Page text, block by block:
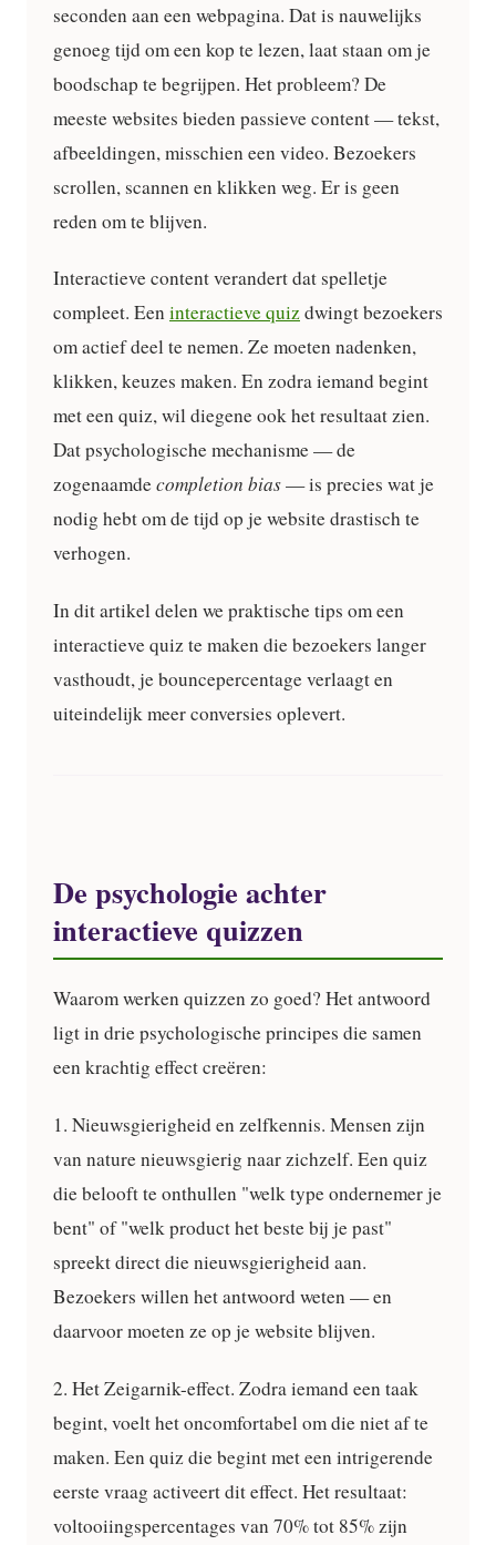
seconden aan een webpagina. Dat is nauwelijks
genoeg tijd om een kop te lezen, laat staan om je
boodschap te begrijpen. Het probleem? De
meeste websites bieden passieve content — tekst,
afbeeldingen, misschien een video. Bezoekers
scrollen, scannen en klikken weg. Er is geen
reden om te blijven.
Interactieve content verandert dat spelletje
compleet. Eeninteractieve quizdwingt bezoekers
om actief deel te nemen. Ze moeten nadenken,
klikken, keuzes maken. En zodra iemand begint
met een quiz, wil diegene ook het resultaat zien.
Dat psychologische mechanisme — de
zogenaamdecompletion bias— is precies wat je
nodig hebt om de tijd op je website drastisch te
verhogen.
In dit artikel delen we praktische tips om een
interactieve quiz te maken die bezoekers langer
vasthoudt, je bouncepercentage verlaagt en
uiteindelijk meer conversies oplevert.
De psychologie achter
interactieve quizzen
Waarom werken quizzen zo goed? Het antwoord
ligt in drie psychologische principes die samen
een krachtig effect creëren:
1. Nieuwsgierigheid en zelfkennis. Mensen zijn
van nature nieuwsgierig naar zichzelf. Een quiz
die belooft te onthullen "welk type ondernemer je
bent" of "welk product het beste bij je past"
spreekt direct die nieuwsgierigheid aan.
Bezoekers willen het antwoord weten — en
daarvoor moeten ze op je website blijven.
2. Het Zeigarnik-effect. Zodra iemand een taak
begint, voelt het oncomfortabel om die niet af te
maken. Een quiz die begint met een intrigerende
eerste vraag activeert dit effect. Het resultaat:
voltooiingspercentages van 70% tot 85% zijn